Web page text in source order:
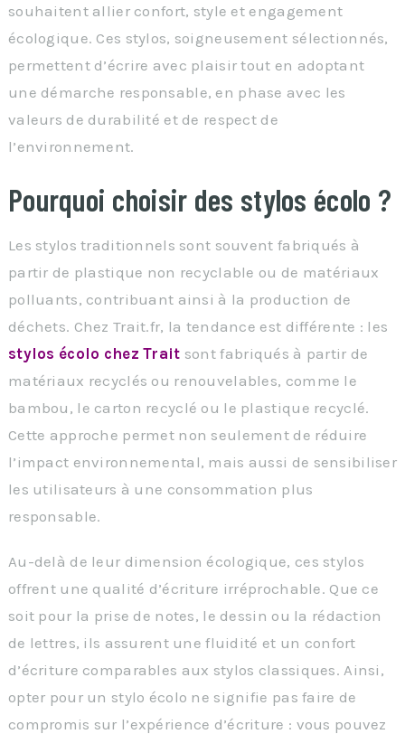
souhaitent allier confort, style et engagement
écologique. Ces stylos, soigneusement sélectionnés,
permettent d’écrire avec plaisir tout en adoptant
une démarche responsable, en phase avec les
valeurs de durabilité et de respect de
l’environnement.
Pourquoi choisir des stylos écolo ?
Les stylos traditionnels sont souvent fabriqués à
partir de plastique non recyclable ou de matériaux
polluants, contribuant ainsi à la production de
déchets. Chez Trait.fr, la tendance est différente : les
stylos écolo chez Trait sont fabriqués à partir de
matériaux recyclés ou renouvelables, comme le
bambou, le carton recyclé ou le plastique recyclé.
Cette approche permet non seulement de réduire
l’impact environnemental, mais aussi de sensibiliser
les utilisateurs à une consommation plus
responsable.
Au-delà de leur dimension écologique, ces stylos
offrent une qualité d’écriture irréprochable. Que ce
soit pour la prise de notes, le dessin ou la rédaction
de lettres, ils assurent une fluidité et un confort
d’écriture comparables aux stylos classiques. Ainsi,
opter pour un stylo écolo ne signifie pas faire de
compromis sur l’expérience d’écriture : vous pouvez